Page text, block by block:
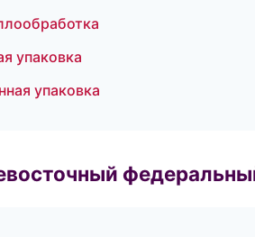
упаковка
упаковка